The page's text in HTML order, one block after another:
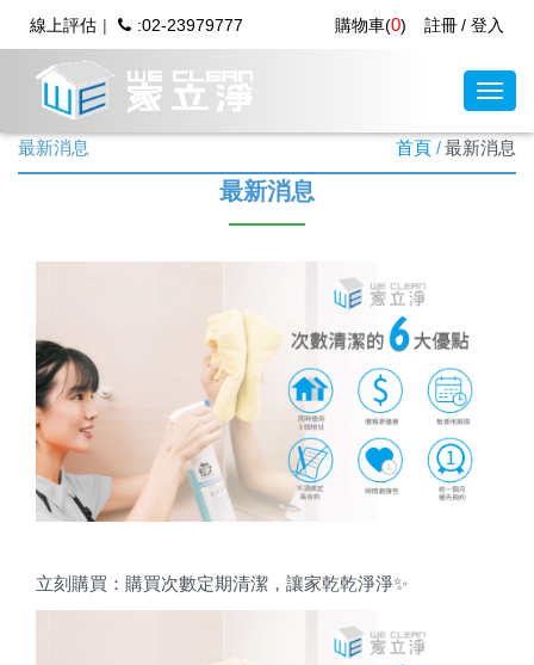
線上評估 :02-23979777 註冊 登入
購物車(0)
最新消息 首頁 最新消息
最新消息
立刻購買： 購買次數定期清潔，讓家乾乾淨淨✨